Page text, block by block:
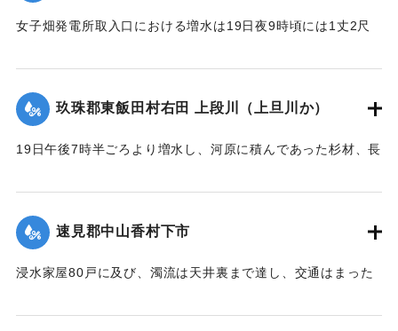
女子畑発電所取入口における増水は19日夜9時頃には1丈2尺
が、いまだに被害の情報は入っていない。
【出典：大分新聞 大正12年6月21日 朝刊4面】
｜固有コード:00275029
玖珠郡東飯田村右田 上段川（上旦川か）
19日午後7時半ごろより増水し、河原に積んであった杉材、長
し、その付近の田畑およそ1町歩荒廃、下段（下旦か）道路4
間崩壊、恵良川の土橋2個が流失した。
【出典：大分新聞 大正12年6月21日 朝刊4面】
速見郡中山香村下市
浸水家屋80戸に及び、濁流は天井裏まで達し、交通はまった
防組は早くより出動警戒をなし一般避難民へ昼食の炊き出し